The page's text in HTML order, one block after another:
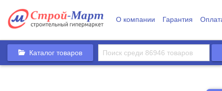
О компании Гарантия
Каталог товаров